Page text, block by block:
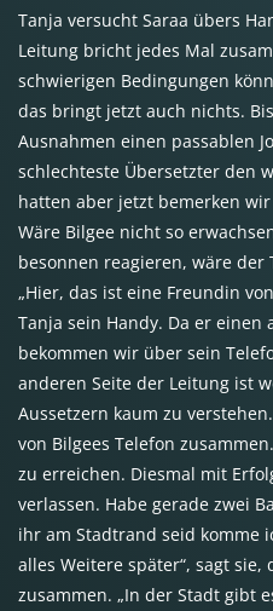
Tanja versucht Saraa übers
Leitung bricht jedes Mal
schwierigen Bedingungen
das bringt jetzt auch nichts.
Ausnahmen einen passablen
schlechteste Übersetzter den
hatten aber jetzt bemerken
Wäre Bilgee nicht so
besonnen reagieren, wäre der
„Hier, das ist eine Freundin
Tanja sein Handy. Da er
bekommen wir über sein
anderen Seite der Leitung ist
Aussetzern kaum zu
von Bilgees Telefon
zu erreichen. Diesmal mit
verlassen. Habe gerade zwei
ihr am Stadtrand seid komme
alles Weitere später“, sagt
zusammen. „In der Stadt gibt